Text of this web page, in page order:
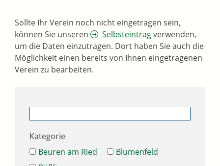
Sollte Ihr Verein noch nicht eingetragen sein,
können Sie unseren
Selbsteintragverwenden,
um die Daten einzutragen. Dort haben Sie auch die
Möglichkeit einen bereits von Ihnen eingetragenen
Verein zu bearbeiten.
Kategorie
Beuren am Ried
Blumenfeld